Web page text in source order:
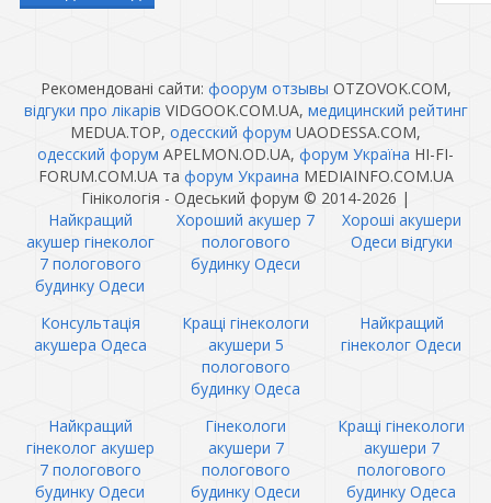
Рекомендовані сайти: фоорум отзывы OTZOVOK.COM,
відгуки про лікарів VIDGOOK.COM.UA, медицинский рейтинг
MEDUA.TOP, одесский форум UAODESSA.COM,
одесский форум APELMON.OD.UA, форум Україна HI-FI-
FORUM.COM.UA та форум Украина MEDIAINFO.COM.UA
Гінікологія - Одеський форум © 2014-2026 |
Найкращий
акушер гінеколог
7 пологового
будинку Одеси
Хороший акушер 7
пологового
будинку Одеси
Хороші акушери
Одеси відгуки
Консультація
акушера Одеса
Кращі гінекологи
акушери 5
пологового
будинку Одеса
Найкращий
гінеколог Одеси
Найкращий
гінеколог акушер
7 пологового
будинку Одеси
Гінекологи
акушери 7
пологового
будинку Одеси
Кращі гінекологи
акушери 7
пологового
будинку Одеса